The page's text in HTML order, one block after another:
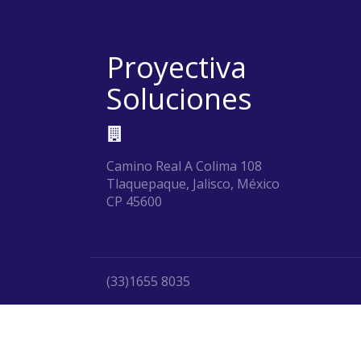
Proyectiva
Soluciones
Camino Real A Colima 108
Tlaquepaque, Jalisco, México
CP 45600
(33)1655 8035